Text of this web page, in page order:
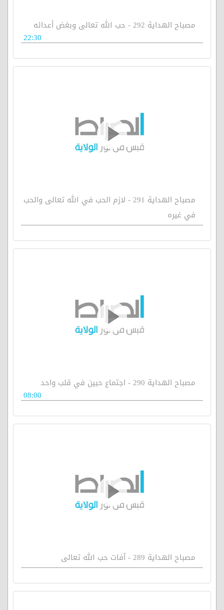
مصباح الهداية 292 - حب الله تعالى وبغض أعدائه
22:30
مصباح الهداية 291 - لازم الحب في الله تعالى والحب
في غيره
مصباح الهداية 290 - اجتماع حبين في قلب واحد
08:00
مصباح الهداية 289 - آفات حب الله تعالى